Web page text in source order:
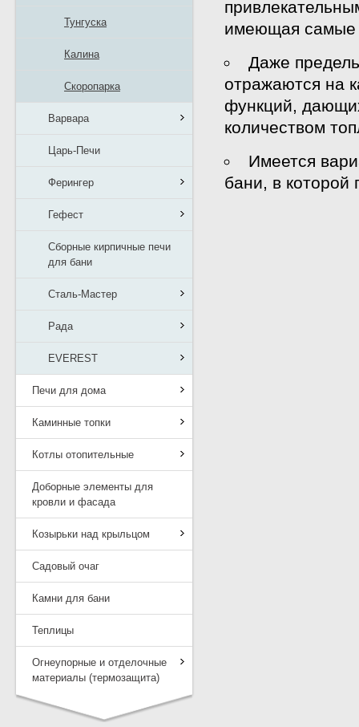
Тунгуска
Калина
Скоропарка
Варвара
Царь-Печи
Ферингер
Гефест
Сборные кирпичные печи
для бани
Сталь-Мастер
Рада
EVEREST
Печи для дома
Каминные топки
Котлы отопительные
Доборные элементы для
кровли и фасада
Козырьки над крыльцом
Садовый очаг
Камни для бани
Теплицы
Огнеупорные и отделочные
материалы (термозащита)
имеющая самые
Даже
отражаются на
функций,
количеством
Имеется
бани, в